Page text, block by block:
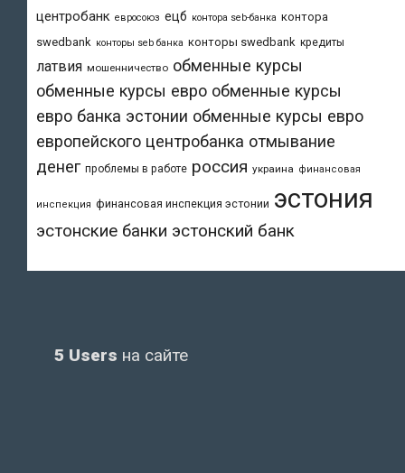
центробанк евросоюз ецб контора seb-банка контора
swedbank конторы seb банка конторы swedbank кредиты
латвия мошенничество обменные курсы
обменные курсы евро обменные курсы
евро банка эстонии обменные курсы евро
европейского центробанка отмывание
денег проблемы в работе россия украина финансовая
инспекция финансовая инспекция эстонии эстония
эстонские банки эстонский банк
5 Users на сайте